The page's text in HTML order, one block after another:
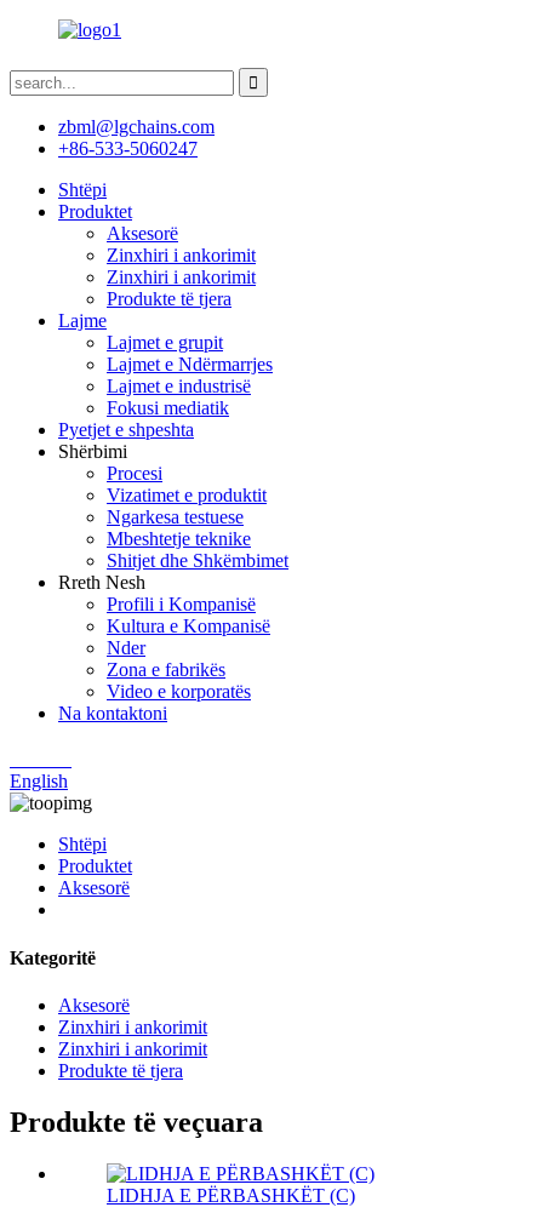
zbml@lgchains.com
+86-533-5060247
Shtëpi
Produktet
Aksesorë
Zinxhiri i ankorimit
Zinxhiri i ankorimit
Produkte të tjera
Lajme
Lajmet e grupit
Lajmet e Ndërmarrjes
Lajmet e industrisë
Fokusi mediatik
Pyetjet e shpeshta
Shërbimi
Procesi
Vizatimet e produktit
Ngarkesa testuese
Mbeshtetje teknike
Shitjet dhe Shkëmbimet
Rreth Nesh
Profili i Kompanisë
Kultura e Kompanisë
Nder
Zona e fabrikës
Video e korporatës
Na kontaktoni
English
Shtëpi
Produktet
Aksesorë
Kategoritë
Aksesorë
Zinxhiri i ankorimit
Zinxhiri i ankorimit
Produkte të tjera
Produkte të veçuara
LIDHJA E PËRBASHKËT (C)